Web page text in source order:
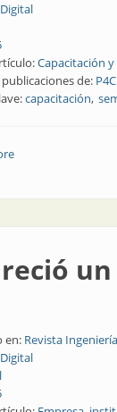
Digital
Capacitación
de: P4C
capacitación
about Calendario
en: Revista
Digital